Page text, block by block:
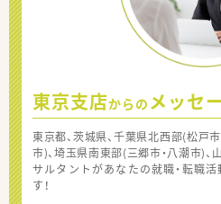
東京支店からの メッセ
東京都、茨城県、千葉県北西部(松戸市
市)、埼玉県南東部(三郷市・八潮市)
サルタントがあなたの就職・転職
す！